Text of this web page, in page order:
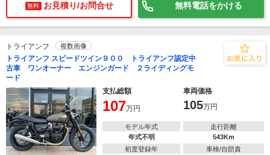
無料 お見積り/お問合せ 無料電話をかける
トライアンフ 複数画像
トライアンフ スピードツイン９００ トライアンフ認定中
古車 ワンオーナー エンジンガード ２ライディングモ
ード
支払総額
車両価格
107万円 105万円
モデル年式
年式不明
走行距離
543Km
初度登録年
車検/自賠責